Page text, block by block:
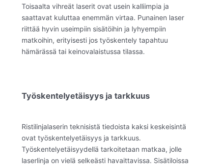
Toisaalta vihreät laserit ovat usein kalliimpia ja
saattavat kuluttaa enemmän virtaa. Punainen laser
riittää hyvin useimpiin sisätöihin ja lyhyempiin
matkoihin, erityisesti jos työskentely tapahtuu
hämärässä tai keinovalaistussa tilassa.
Työskentelyetäisyys ja tarkkuus
Ristilinjalaserin teknisistä tiedoista kaksi keskeisintä
ovat työskentelyetäisyys ja tarkkuus.
Työskentelyetäisyydellä tarkoitetaan matkaa, jolle
laserlinja on vielä selkeästi havaittavissa. Sisätiloissa